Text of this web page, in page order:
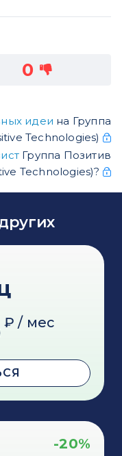
0
идеи на Группа
Technologies)
Группа Позитив
Technologies)?
₽ / мес
-20%